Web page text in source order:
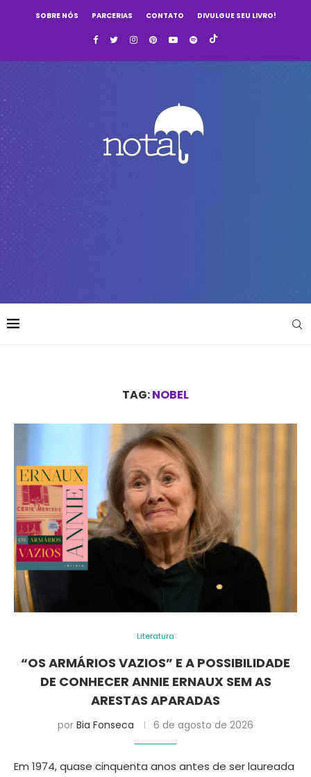
SOBRE NÓS PARCERIAS CONTATO DIVULGUE SEU LIVRO!
TAG:NOBEL
Literatura
“OS ARMÁRIOS VAZIOS” E A POSSIBILIDADE
DE CONHECER ANNIE ERNAUX SEM AS
ARESTAS APARADAS
por Bia Fonseca 6 de agosto de 2026
Em 1974, quase cinquenta anos antes de ser laureada